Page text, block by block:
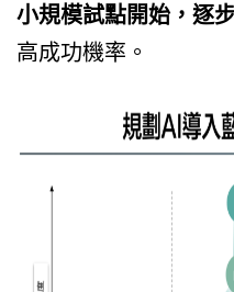
小規模試點開始，逐
高成功機率。